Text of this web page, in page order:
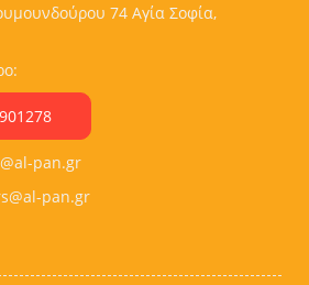
74 Αγία Σοφία,
pan.gr
pan.gr